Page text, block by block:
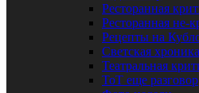
Ресторанная
Ресторанная не-
Рецепты на
Светская хроника
Театральная
ТоТ еще разговор